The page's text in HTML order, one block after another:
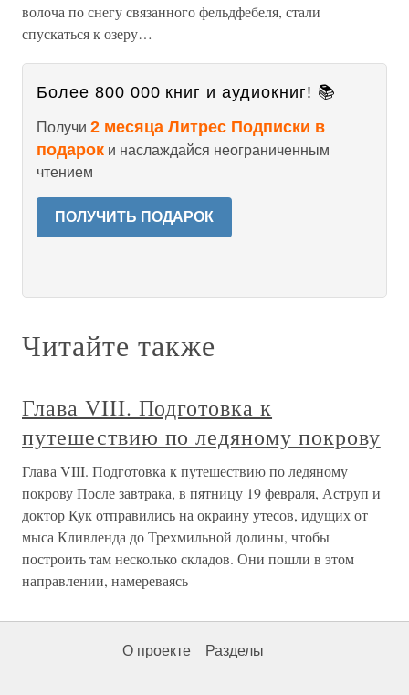
волоча по снегу связанного фельдфебеля, стали
спускаться к озеру…
Более 800 000 книг и аудиокниг! 📚
Получи 2 месяца Литрес Подписки в
подарок и наслаждайся неограниченным
чтением
ПОЛУЧИТЬ ПОДАРОК
Читайте также
Глава VIII. Подготовка к
путешествию по ледяному покрову
Глава VIII. Подготовка к путешествию по ледяному
покрову После завтрака, в пятницу 19 февраля, Аструп и
доктор Кук отправились на окраину утесов, идущих от
мыса Кливленда до Трехмильной долины, чтобы
построить там несколько складов. Они пошли в этом
направлении, намереваясь
О проекте Разделы